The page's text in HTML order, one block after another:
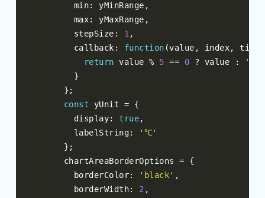
        min
: yMinRange ,
        max
: yMaxRange ,
        stepSize
: 1,
        callback
: function (value , index, ticks
return value % 5 == 0 ? value : ''
}
};
const yUnit =
{
        display
: true,
        labelString
:
'℃'
};
      chartAreaBorderOptions
=
{
        borderColor
: 'black' ,
        borderWidth
: 2 ,